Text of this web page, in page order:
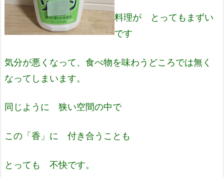
料理が とってもまずい
です
気分が悪くなって、食べ物を味わうどころでは無く
なってしまいます。
同じように 狭い空間の中で
この「香」に 付き合うことも
とっても 不快です。